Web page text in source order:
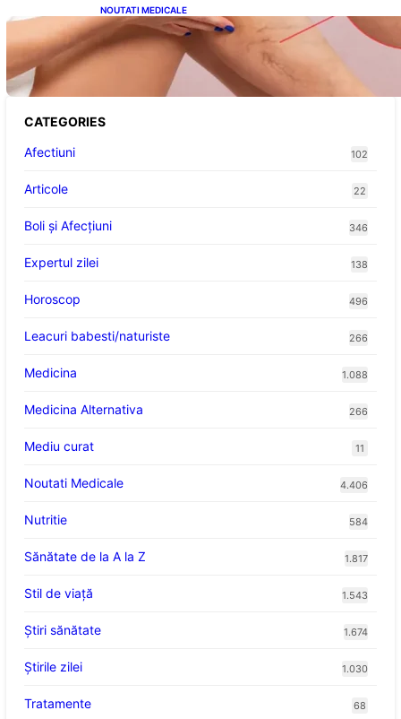
NOUTATI MEDICALE
Varicele și Umflarea Picioarelor pe Caniculă:
Înțelegerea Simptomelor și Măsurilor de
Prevenție
CATEGORIES
Afectiuni
102
Articole 22
Boli și Afecțiuni 346
Expertul zilei 138
Horoscop 496
Leacuri babesti/naturiste 266
Medicina 1.088
Medicina Alternativa 266
Mediu curat 11
Noutati Medicale 4.406
Nutritie 584
Sănătate de la A la Z 1.817
Stil de viaţă 1.543
Ştiri sănătate 1.674
Știrile zilei 1.030
Tratamente 68